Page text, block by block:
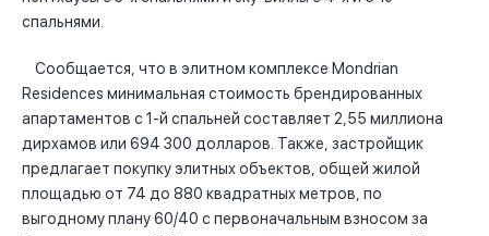
спальнями.
Сообщается, что в элитном комплексе Mondrian
Residences минимальная стоимость брендированных
апартаментов с 1-й спальней составляет 2,55 миллиона
дирхамов или 694 300 долларов. Также, застройщик
предлагает покупку элитных объектов, общей жилой
площадью от 74 до 880 квадратных метров, по
выгодному плану 60/40 с первоначальным взносом за